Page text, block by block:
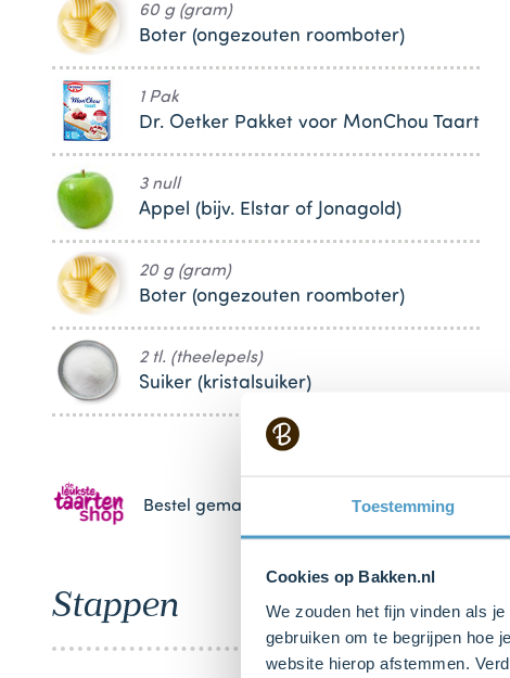
Toestemming
Cookies op Bakken.nl
We zouden het fijn vinden als
gebruiken om te begrijpen hoe
website hierop afstemmen.
60 g (gram)
Boter (ongezouten roomboter)
1 Pak
Dr. Oetker Pakket voor MonChou Taart
3 null
Appel (bijv. Elstar of Jonagold)
20 g (gram)
Boter (ongezouten roomboter)
2 tl. (theelepels)
Suiker (kristalsuiker)
Bestel gemakkelijk en snel je bakproducten bij
Stappen